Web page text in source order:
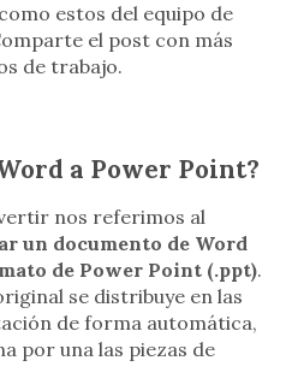
estos del equipo de
el post con más
de trabajo.
a Power Point?
nos referimos al
un documento de Word
de Power Point (.ppt).
se distribuye en las
de forma automática,
por una las piezas de